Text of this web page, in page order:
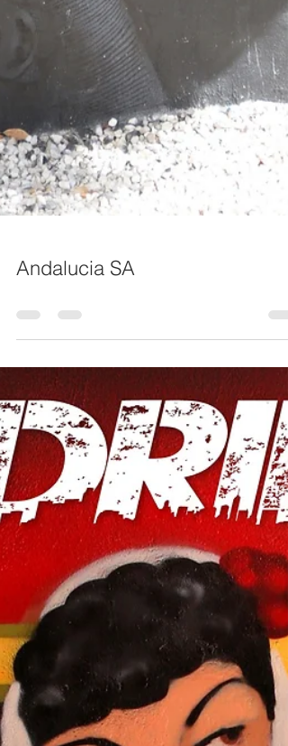
Andalucia SA